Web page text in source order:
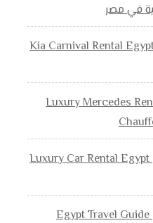
في مصر
Kia Carnival Rental
Luxury Mercedes
Luxury Car Rental Egypt
دليل السفر إلى مصر 2026 | Egypt Travel Guide